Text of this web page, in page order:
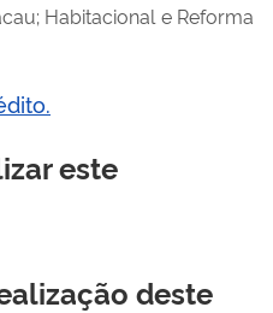
Habitacional e Reforma
este
deste